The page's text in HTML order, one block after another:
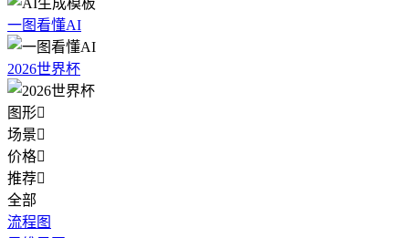
一图看懂AI
2026世界杯
图形
场景
价格
推荐
全部
流程图